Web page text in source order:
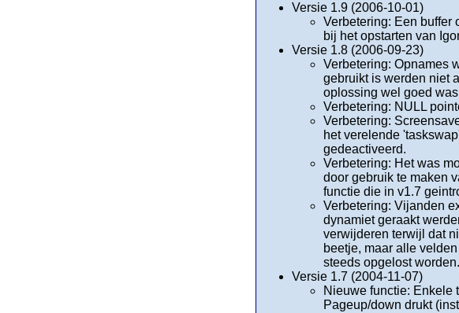
Versie 1.9 (2006-10-01)
Verbetering: Een buffer
bij het opstarten van
Versie 1.8 (2006-09-23)
Verbetering: Opnames
gebruikt is werden niet
oplossing wel goed
Verbetering: NULL
Verbetering:
het verelende
gedeactiveerd.
Verbetering: Het was
door gebruik te maken
functie die in v1.7
Verbetering: Vijanden
dynamiet geraakt
verwijderen terwijl dat
beetje, maar alle
steeds opgelost worden.
Versie 1.7 (2004-11-07)
Nieuwe functie: Enkele
Pageup/down drukt